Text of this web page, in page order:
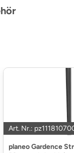
Art. Nr.:
planeo Gardence